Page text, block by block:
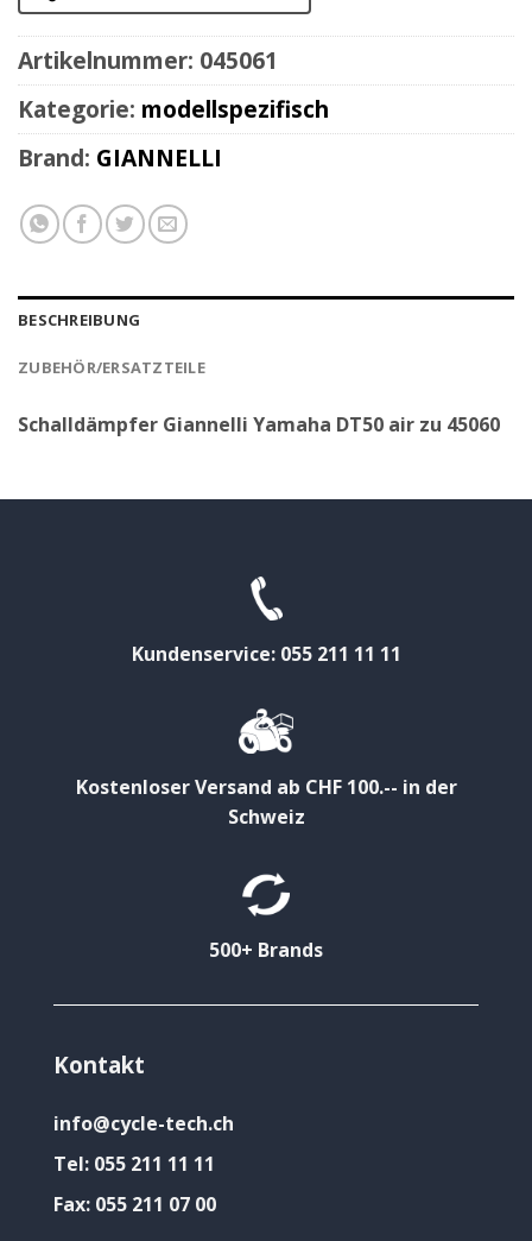
Artikelnummer: 045061
Kategorie: modellspezifisch
Brand: GIANNELLI
BESCHREIBUNG
ZUBEHÖR/ERSATZTEILE
Schalldämpfer Giannelli Yamaha DT50 air zu 45060
Kundenservice: 055 211 11 11
Kostenloser Versand ab CHF 100.-- in der
Schweiz
500+ Brands
Kontakt
info@cycle-tech.ch
Tel: 055 211 11 11
Fax: 055 211 07 00